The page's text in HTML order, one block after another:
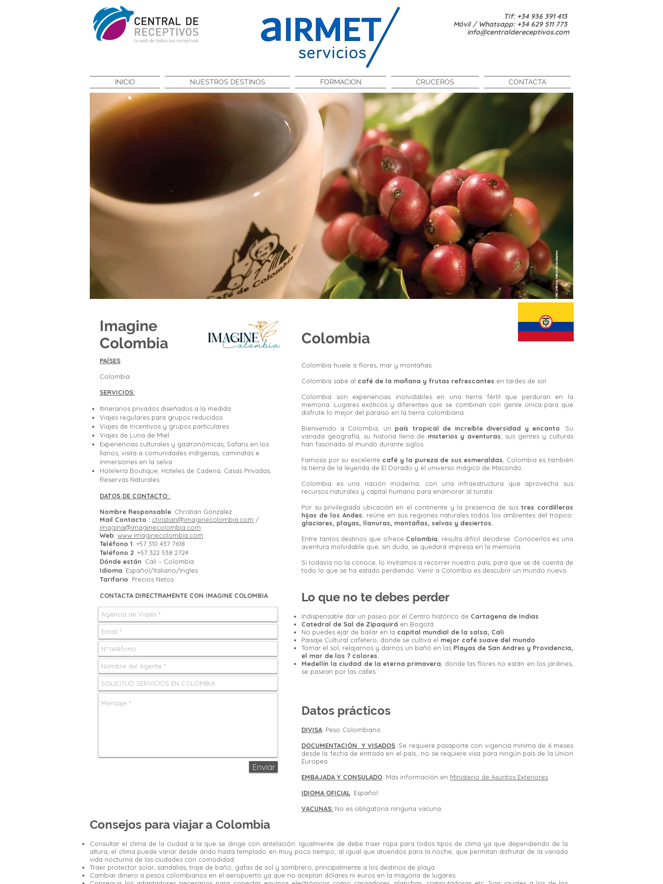
Tlf: +34 936 391 413
Móvil / Whatsapp: +34 629 511 773
info@centraldereceptivos.com
INICIO NUESTROS DESTINOS FORMACION CRUCEROS CONTACTA
Imagine
Colombia
PAÍSES:
Colombia
SERVICIOS:
Itinerarios privados diseñados a la medida
Viajes regulares para grupos reducidos
Viajes de Incentivos y grupos particulares
Viajes de Luna de Miel
Experiencias culturales y gastronómicas, Safaris en los
llanos, visita a comunidades indígenas, caminatas e
inmersiones en la selva
Hotelería Boutique, Hoteles de Cadena, Casas Privadas,
Reservas Naturales
DATOS DE CONTACTO:
Nombre Responsable: Christian Gonzalez
Mail Contacto : christian@imaginecolombia.com /
imagina@imaginecolombia.com
Web: www.imaginecolombia.com
Teléfono 1: +57 310 437 7618
Teléfono 2: +57 322 538 2724
Dónde están: Cali – Colombia
Idioma: Español/Italiano/Ingles
Tarifario: Precios Netos
CONTACTA DIRECTRAMENTE CON IMAGINE COLOMBIA
Enviar
Colombia
Colombia huele a flores, mar y montañas.
Colombia sabe al café de la mañana y frutas refrescantes en tardes de sol.
Colombia son experiencias inolvidables en una tierra fértil que perduran en la
memoria. Lugares exóticos y diferentes que se combinan con gente única para que
disfrute lo mejor del paraíso en la tierra colombiana.
Bienvenido a Colombia, un país tropical de increíble diversidad y encanto . Su
variada geografía, su historia llena de misterios y aventuras , sus gentes y culturas
han fascinado al mundo durante siglos.
Famosa por su excelente café y la pureza de sus esmeraldas , Colombia es también
la tierra de la leyenda de El Dorado y el universo mágico de Macondo.
Colombia es una nación moderna, con una infraestructura que aprovecha sus
recursos naturales y capital humano para enamorar al turista.
Por su privilegiada ubicación en el continente y la presencia de sustres cordilleras
hijas de los Andes , reúne en sus regiones naturales todos los ambientes del trópico:
glaciares, playas, llanuras, montañas, selvas y desiertos.
Entre tantos destinos que ofrece Colombia , resulta difícil decidirse. Conocerlos es una
aventura inolvidable que, sin duda, se quedará impresa en la memoria.
Si todavía no la conoce, lo invitamos a recorrer nuestro país, para que se dé cuenta de
todo lo que se ha estado perdiendo. Venir a Colombia es descubrir un mundo nuevo.
Lo que no te debes perder
Indispensable dar un paseo por el Centro histórico de Cartagena de Indias
Catedral de Sal de Zipaquirá en Bogotá
No puedes ejar de bailar en la capital mundial de la salsa, Cali
Paisaje Cultural cafetero, donde se cultiva el mejor café suave del mundo
Tomar el sol, relajarnos y darnos un baño en las Playas de San Andres y Providencia,
el mar de los 7 colores.
Medellín la ciudad de la eterna primavera , donde las flores no están en los jardines,
se pasean por las calles.
Datos prácticos
DIVISA: Peso Colombiano
DOCUMENTACIÓN Y VISADOS: Se requiere pasaporte con vigencia mínima de 6 meses
desde la fecha de entrada en el país., no se requiere visa para ningún país de la Union
Europea
EMBAJADA Y CONSULADO: Más información en Ministerio de Asuntos Exteriores
IDIOMA OFICIAL: Español
VACUNAS: No es obligatoria ninguna vacuna
Consejos para viajar a Colombia
Consultar el clima de la ciudad a la que se dirige con antelación. Igualmente de debe traer ropa para todos tipos de clima ya que dependiendo de la
altura, el clima puede variar desde árido hasta templado en muy poco tiempo, al igual que atuendos para la noche, que permitan disfrutar de la variada
vida nocturna de las ciudades con comodidad.
Traer protector solar, sandalias, traje de baño, gafas de sol y sombrero, principalmente a los destinos de playa.
Cambiar dinero a pesos colombianos en el aeropuerto ya que no aceptan dólares ni euros en la mayoría de lugares.